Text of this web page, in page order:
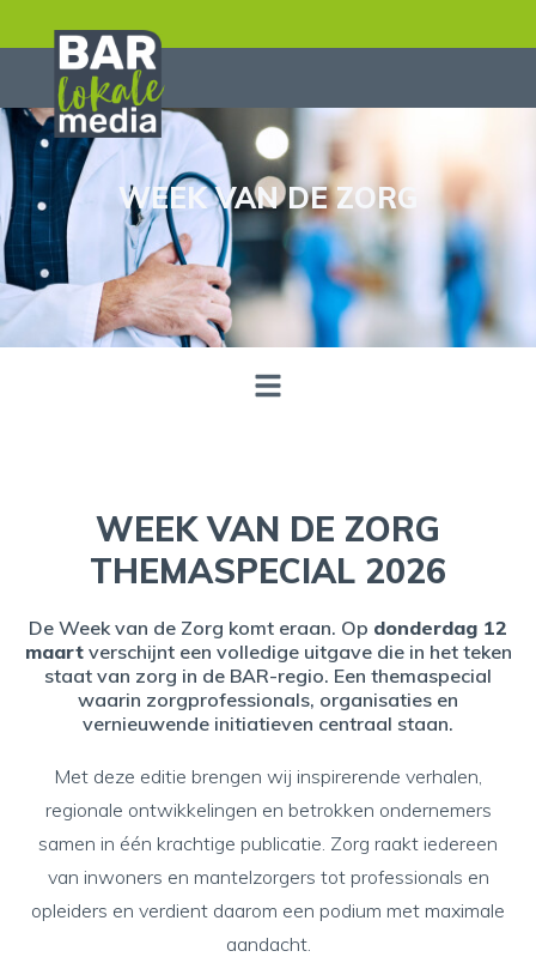
WEEK VAN DE ZORG
WEEK VAN DE ZORG
THEMASPECIAL 2026
De Week van de Zorg komt eraan. Op donderdag 12
maartverschijnt een volledige uitgave die in het teken
staat van zorg in de BAR-regio. Een themaspecial
waarin zorgprofessionals, organisaties en
vernieuwende initiatieven centraal staan.
Met deze editie brengen wij inspirerende verhalen,
regionale ontwikkelingen en betrokken ondernemers
samen in één krachtige publicatie. Zorg raakt iedereen
van inwoners en mantelzorgers tot professionals en
opleiders en verdient daarom een podium met maximale
aandacht.